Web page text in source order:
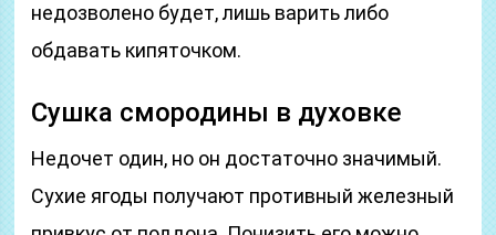
недозволено будет, лишь варить либо
обдавать кипяточком.
Сушка смородины в духовке
Недочет один, но он достаточно значимый.
Сухие ягоды получают противный железный